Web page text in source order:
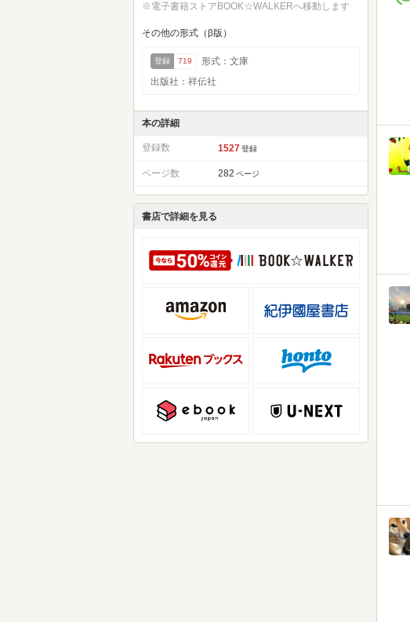
※電子書籍ストアBOOK☆WALKERへ移動します
その他の形式（β版）
登録 719
形式：文庫
出版社：祥伝社
本の詳細
登録数 1527 登録
ページ数 282 ページ
書店で詳細を見る